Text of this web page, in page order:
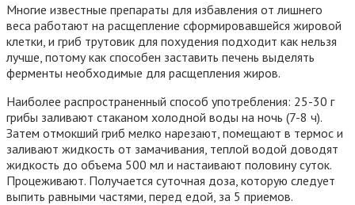
Многие известные препараты для избавления от лишнего
веса работают на расщепление сформировавшейся жировой
клетки, и гриб трутовик для похудения подходит как нельзя
лучше, потому как способен заставить печень выделять
ферменты необходимые для расщепления жиров.
Наиболее распространенный способ употребления: 25-30 г
грибы заливают стаканом холодной воды на ночь (7-8 ч).
Затем отмокший гриб мелко нарезают, помещают в термос и
заливают жидкость от замачивания, теплой водой доводят
жидкость до объема 500 мл и настаивают половину суток.
Процеживают. Получается суточная доза, которую следует
выпить равными частями, перед едой, за 5 приемов.